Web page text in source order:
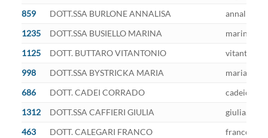
859
DOTT.SSA BURLONE ANNALISA
1235
DOTT.SSA BUSIELLO MARINA
1125
DOTT. BUTTARO VITANTONIO
998
DOTT.SSA BYSTRICKA MARIA
686
DOTT. CADEI CORRADO
1312
DOTT.SSA CAFFIERI GIULIA
463
DOTT. CALEGARI FRANCO